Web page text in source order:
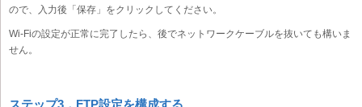
ので、入力後「保存」をクリックしてください。
Wi-Fiの設定が正常に完了したら、後でネットワークケーブルを抜いても構いま
せん。
ステップ3．FTP設定を構成する